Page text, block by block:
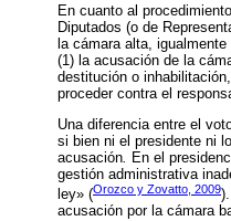
En cuanto al
Diputados (o de
la cámara alta,
(1) la acusación de la
destitución o
proceder contra el
Una diferencia entre el
si bien ni el presidente ni
acusación
En el
gestión administrativa
ley» (Orozco y Zovatto, 2009
acusación por la cámara